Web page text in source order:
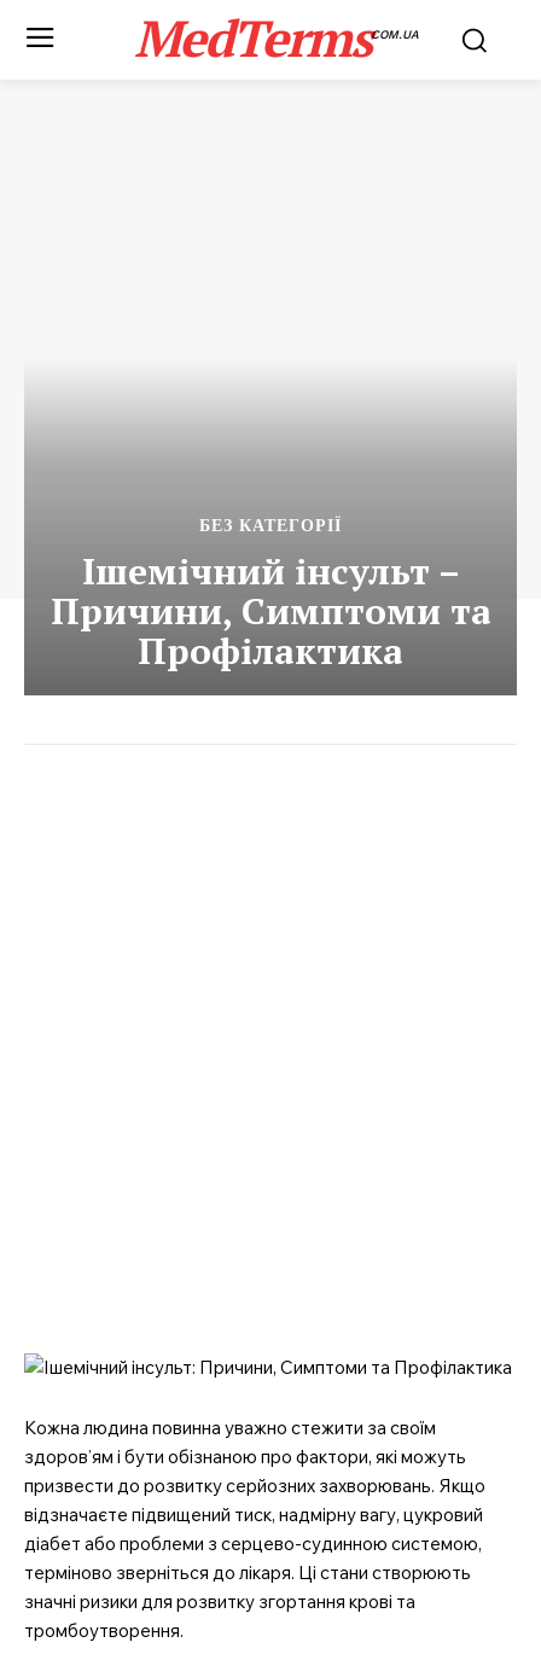
MedTermsCOM.UA
БЕЗ КАТЕГОРІЇ
Ішемічний інсульт –
Причини, Симптоми та
Профілактика
Кожна людина повинна уважно стежити за своїм
здоров’ям і бути обізнаною про фактори, які можуть
призвести до розвитку серйозних захворювань. Якщо
відзначаєте підвищений тиск, надмірну вагу, цукровий
діабет або проблеми з серцево-судинною системою,
терміново зверніться до лікаря. Ці стани створюють
значні ризики для розвитку згортання крові та
тромбоутворення.